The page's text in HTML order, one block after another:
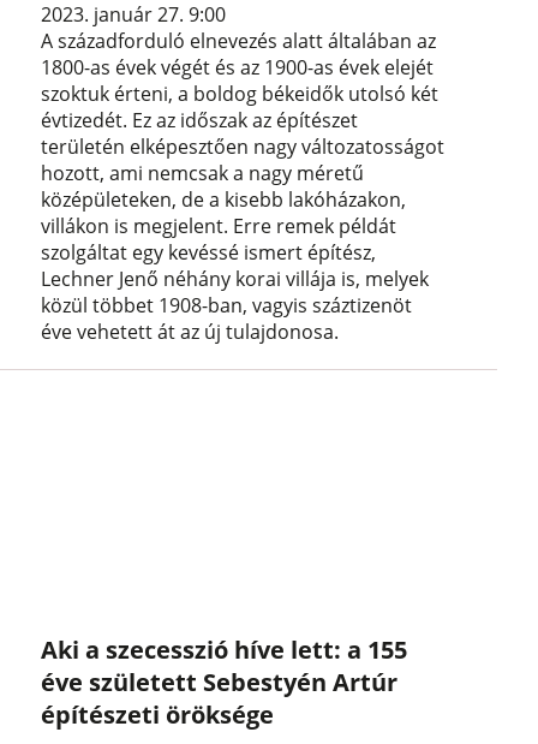
2023. január 27. 9:00
A századforduló elnevezés alatt általában az
1800-as évek végét és az 1900-as évek elejét
szoktuk érteni, a boldog békeidők utolsó két
évtizedét. Ez az időszak az építészet
területén elképesztően nagy változatosságot
hozott, ami nemcsak a nagy méretű
középületeken, de a kisebb lakóházakon,
villákon is megjelent. Erre remek példát
szolgáltat egy kevéssé ismert építész,
Lechner Jenő néhány korai villája is, melyek
közül többet 1908-ban, vagyis száztizenöt
éve vehetett át az új tulajdonosa.
Aki a szecesszió híve lett: a 155
éve született Sebestyén Artúr
építészeti öröksége